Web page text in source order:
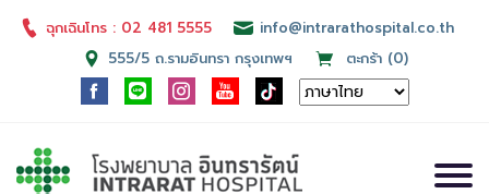
ฉุกเฉินโทร : 02 481 5555
info@intrarathospital.co.th
555/5 ถ.รามอินทรา กรุงเทพฯ
ตะกร้า (0)